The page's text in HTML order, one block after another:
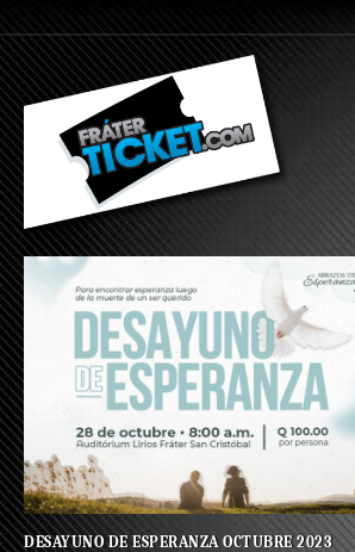
DESAYUNO DE ESPERANZA OCTUBRE 2023